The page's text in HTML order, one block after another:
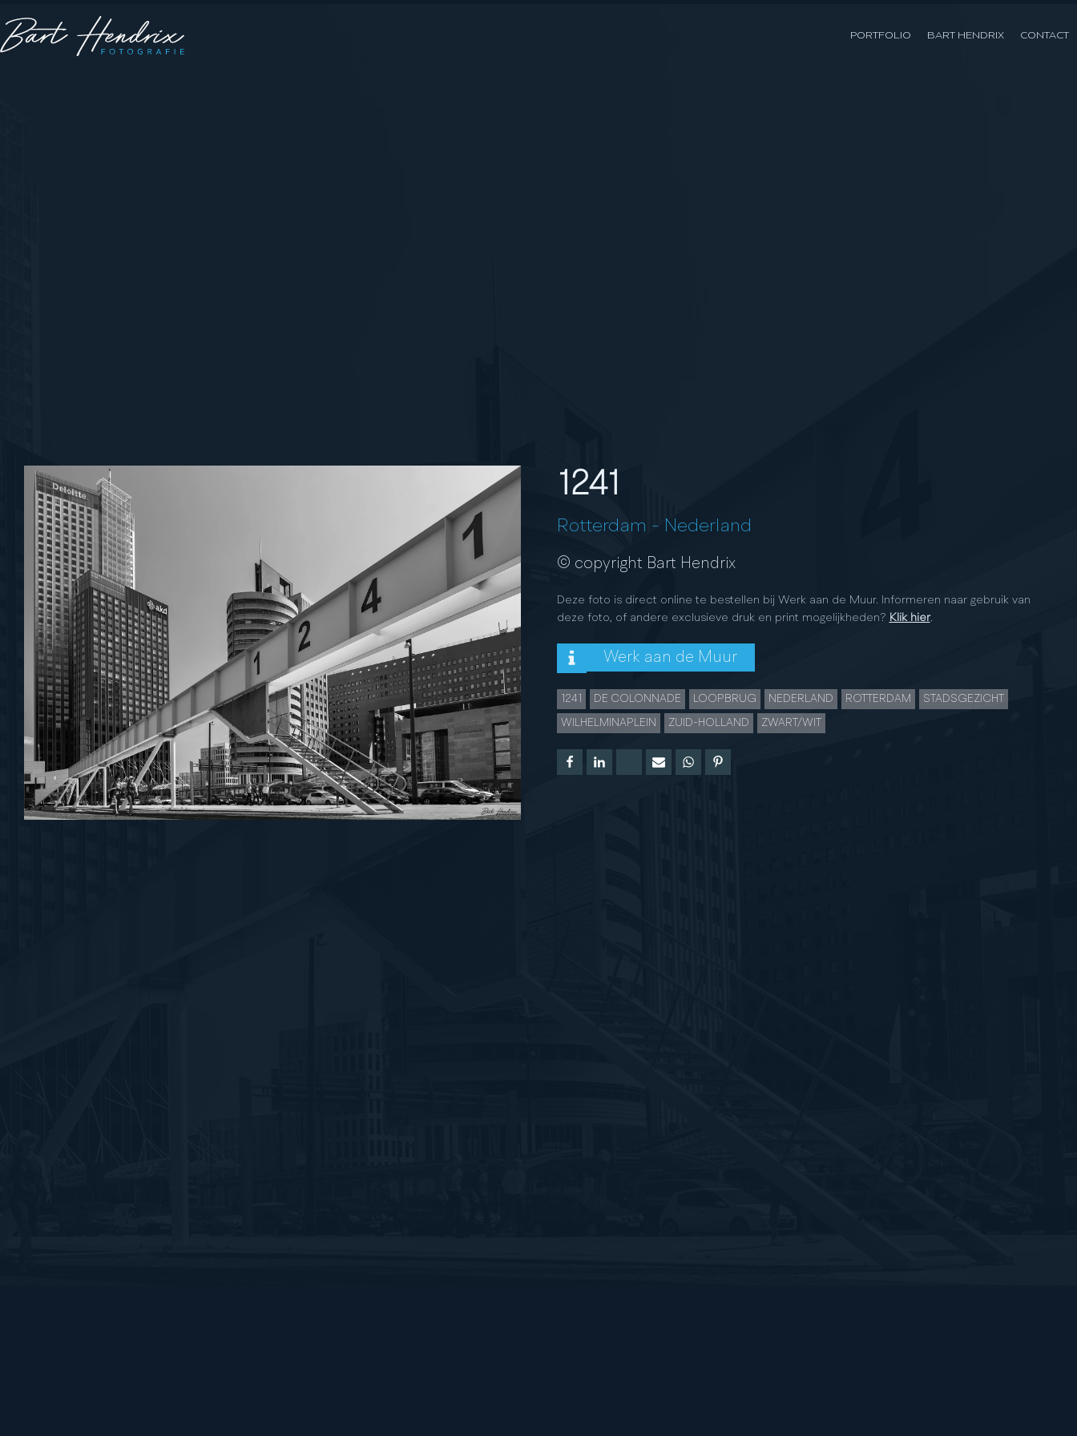
PORTFOLIO BART HENDRIX CONTACT
1241
Rotterdam - Nederland
© copyright Bart Hendrix
Deze foto is direct online te bestellen bij Werk aan de Muur. Informeren naar gebruik van
deze foto, of andere exclusieve druk en print mogelijkheden? Klik hier.
Werk aan de Muur
1241 DE COLONNADE LOOPBRUG NEDERLAND ROTTERDAM STADSGEZICHT
WILHELMINAPLEIN ZUID-HOLLAND ZWART/WIT